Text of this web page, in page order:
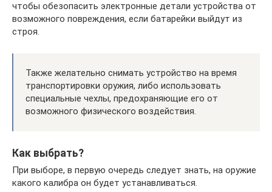
чтобы обезопасить электронные детали устройства от
возможного повреждения, если батарейки выйдут из
строя.
Также желательно снимать устройство на время
транспортировки оружия, либо использовать
специальные чехлы, предохраняющие его от
возможного физического воздействия.
Как выбрать?
При выборе, в первую очередь следует знать, на оружие
какого калибра он будет устанавливаться.